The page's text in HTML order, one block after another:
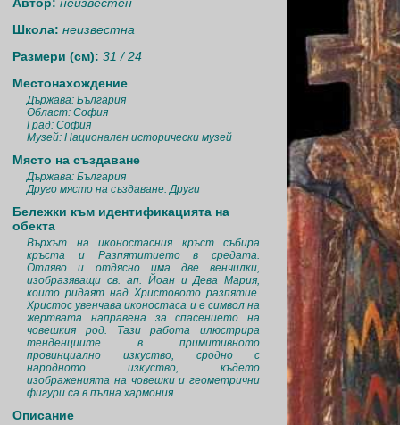
Школа: неизвестна
Размери (см): 31 / 24
Местонахождение
Държава: България
Област: София
Град: София
Музей: Национален исторически музей
Място на създаване
Държава: България
Друго място на създаване: Други
Бележки към идентификацията на
обекта
Върхът на иконостасния кръст събира
кръста и Разпятитието в средата.
Отляво и отдясно има две венчилки,
изобразяващи св. ап. Йоан и Дева Мария,
които ридаят над Христовото разпятие.
Христос увенчава иконостаса и е символ на
жертвата направена за спасението на
човешкия род. Тази работа илюстрира
тенденциите в примитивното
провинциално изкуство, сродно с
народното изкуство, където
изображенията на човешки и геометрични
фигури са в пълна хармония.
Описание